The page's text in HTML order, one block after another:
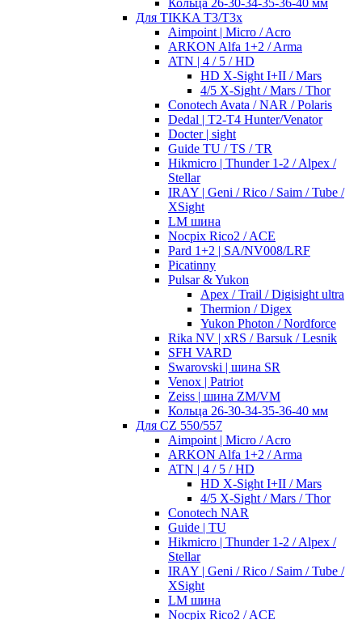
Кольца 26-30-34-35-36-40 мм
Для TIKKA T3/T3x
Aimpoint | Micro / Acro
ARKON Alfa 1+2 / Arma
ATN | 4 / 5 / HD
HD X-Sight I+II / Mars
4/5 X-Sight / Mars / Thor
Conotech Avata / NAR / Polaris
Dedal | T2-T4 Hunter/Venator
Docter | sight
Guide TU / TS / TR
Hikmicro | Thunder 1-2 / Alpex /
Stellar
IRAY | Geni / Rico / Saim / Tube /
XSight
LM шина
Nocpix Rico2 / ACE
Pard 1+2 | SA/NV008/LRF
Picatinny
Pulsar & Yukon
Apex / Trail / Digisight ultra
Thermion / Digex
Yukon Photon / Nordforce
Rika NV | xRS / Barsuk / Lesnik
SFH VARD
Swarovski | шина SR
Venox | Patriot
Zeiss | шина ZM/VM
Кольца 26-30-34-35-36-40 мм
Для CZ 550/557
Aimpoint | Micro / Acro
ARKON Alfa 1+2 / Arma
ATN | 4 / 5 / HD
HD X-Sight I+II / Mars
4/5 X-Sight / Mars / Thor
Conotech NAR
Guide | TU
Hikmicro | Thunder 1-2 / Alpex /
Stellar
IRAY | Geni / Rico / Saim / Tube /
XSight
LM шина
Nocpix Rico2 / ACE